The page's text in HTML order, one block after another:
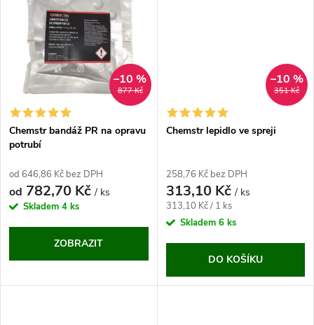
ů
877 Kč
–10 %
Chemstr bandáž PR na opravu
potrubí
od 646,86 Kč bez DPH
od 782,70 Kč/ ks
Skladem 4 ks
ZOBRAZIT
351 Kč
–10 %
Chemstr lepidlo ve spreji
258,76 Kč bez DPH
313,10 Kč/ ks
Měrná
cena:
313,10 Kč / 1 ks
Skladem 6 ks
DO KOŠÍKU